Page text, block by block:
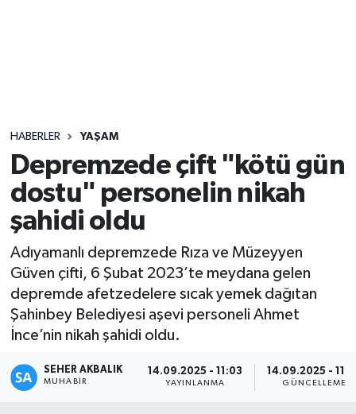
HABERLER YAŞAM
Depremzede çift "kötü gün
dostu" personelin nikah
şahidi oldu
Adıyamanlı depremzede Rıza ve Müzeyyen
Güven çifti, 6 Şubat 2023’te meydana gelen
depremde afetzedelere sıcak yemek dağıtan
Şahinbey Belediyesi aşevi personeli Ahmet
İnce’nin nikah şahidi oldu.
SEHER AKBALIK
MUHABIR
14.09.2025 - 11:03
YAYINLANMA
14.09.2025 -
GÜNCELLEME
Yaşam